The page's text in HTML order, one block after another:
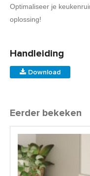
Optimaliseer je
oplossing!
Handleiding
Download
Eerder bekeken